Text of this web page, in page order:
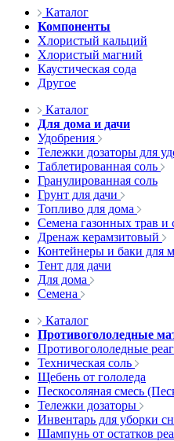
Каталог
Компоненты
Хлористый кальций
Хлористый магний
Каустическая сода
Другое
Каталог
Для дома и дачи
Удобрения
Тележки дозаторы для
Таблетированная соль
Гранулированная соль
Грунт для дачи
Топливо для дома
Семена газонных трав и
Дренаж керамзитовый
Контейнеры и баки для
Тент для дачи
Для дома
Семена
Каталог
Противогололедные
Противогололедные
Техническая соль
Щебень от гололеда
Пескосоляная смесь
Тележки дозаторы
Инвентарь для уборки
Шампунь от остатков